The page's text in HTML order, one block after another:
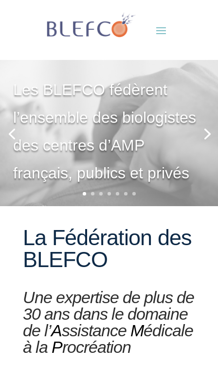
Les BLEFCO fédèrent
l’ensemble des biologistes
des centres d’AMP
français, publics et privés
La Fédération des
BLEFCO
Une expertise de plus de
30 ans dans le domaine
de l’Assistance Médicale
à la Procréation